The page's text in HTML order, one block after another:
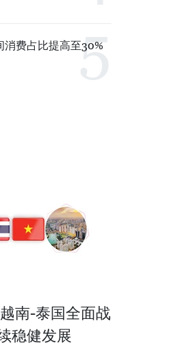
消费占比提高至30%
越南-泰国全面战
稳健发展